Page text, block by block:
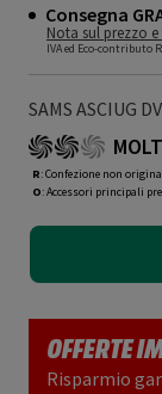
Consegna
Nota sul prezzo
IVA ed Eco-contributo
SAMS ASCIUG
R: Confezione non
O: Accessori principali
OFFERTE
Risparmio